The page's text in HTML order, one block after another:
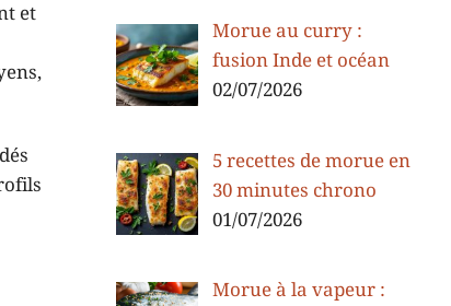
et
Morue au curry :
fusion Inde et océan
02/07/2026
5 recettes de morue en
30 minutes chrono
01/07/2026
Morue à la vapeur :